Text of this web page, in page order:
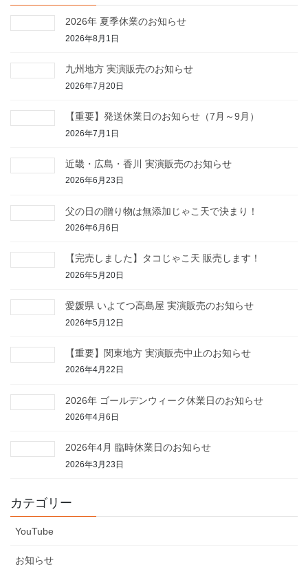
2026年 夏季休業のお知らせ
2026年8月1日
九州地方 実演販売のお知らせ
2026年7月20日
【重要】発送休業日のお知らせ（7月～9月）
2026年7月1日
近畿・広島・香川 実演販売のお知らせ
2026年6月23日
父の日の贈り物は無添加じゃこ天で決まり！
2026年6月6日
【完売しました】タコじゃこ天 販売します！
2026年5月20日
愛媛県 いよてつ高島屋 実演販売のお知らせ
2026年5月12日
【重要】関東地方 実演販売中止のお知らせ
2026年4月22日
2026年 ゴールデンウィーク休業日のお知らせ
2026年4月6日
2026年4月 臨時休業日のお知らせ
2026年3月23日
カテゴリー
YouTube
お知らせ